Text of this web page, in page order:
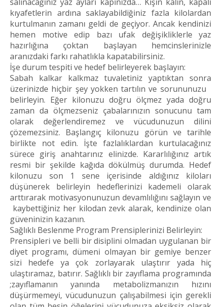
kıyafetlerin ardına saklayabildiğiniz fazla kilolardan
kurtulmanın zamanı geldi de geçiyor. Ancak kendinizi
hemen motive edip bazı ufak değişikliklerle yaz
hazırlığına çoktan başlayan hemcinslerinizle
aranızdaki farkı rahatlıkla kapatabilirsiniz.
İşe durum tespiti ve hedef belirleyerek başlayın:
Sabah kalkar kalkmaz tuvaletiniz yaptıktan sonra
üzerinizde hiçbir şey yokken tartılın ve sorununuzu
belirleyin. Eğer kilonuzu doğru ölçmez yada doğru
zaman da ölçmezseniz çabalarınızın sonucunu tam
olarak değerlendiremez ve vücudunuzun dilini
çözemezsiniz. Başlangıç kilonuzu görün ve tarihle
birlikte not edin. İşte fazlalıklardan kurtulacağınız
sürece giriş anahtarınız elinizde. Kararlılığınız artık
resmi bir şekilde kağıda dökülmüş durumda. Hedef
kilonuzu son 1 sene içerisinde aldığınız kiloları
düşünerek belirleyin hedeflerinizi kademeli olarak
arttırarak motivasyonunuzun devamlılığını sağlayın ve
kaybettiğiniz her kilodan zevk alarak, kendinize olan
güveninizin kazanın.
Sağlıklı Beslenme Program Prensiplerinizi Belirleyin:
Prensipleri ve belli bir disiplini olmadan uygulanan bir
diyet programı, dümeni olmayan bir gemiye benzer
sizi hedefe ya çok zorlayarak ulaştırır yada hiç
ulaştıramaz, batırır. Sağlıklı bir zayıflama programında
;zayıflamanın yanında metabolizmanızın hızını
düşürmemeyi, vücudunuzun çalışabilmesi için gerekli